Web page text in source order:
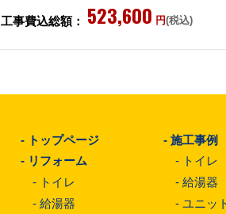
工事費込総額： 523,600 円(税込)
- トップページ
- リフォーム
- トイレ
-給湯器
-施工事例
- トイレ
-給湯器
-ユニッ